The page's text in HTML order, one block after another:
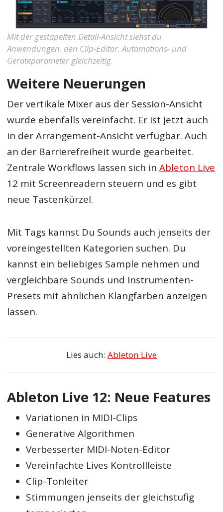
Mit der gestapelten Detail-Ansicht siehst du
Anwendungen, den Clip-Editor, Automations- und
Geräteparameter gleichzeitig.
Weitere Neuerungen
Der vertikale Mixer aus der Session-Ansicht
wurde ebenfalls vereinfacht. Er ist jetzt auch
in der Arrangement-Ansicht verfügbar. Auch
an der Barrierefreiheit wurde gearbeitet.
Zentrale Workflows lassen sich inAbleton Live
12 mit Screenreadern steuern und es gibt
neue Tastenkürzel.
Mit Tags kannst Du Sounds auch jenseits der
voreingestellten Kategorien suchen. Du
kannst ein beliebiges Sample nehmen und
vergleichbare Sounds und Instrumenten-
Presets mit ähnlichen Klangfarben anzeigen
lassen.
Lies auch: Ableton Live
Ableton Live 12: Neue Features
Variationen in MIDI-Clips
Generative Algorithmen
Verbesserter MIDI-Noten-Editor
Vereinfachte Lives Kontrollleiste
Clip-Tonleiter
Stimmungen jenseits der gleichstufig